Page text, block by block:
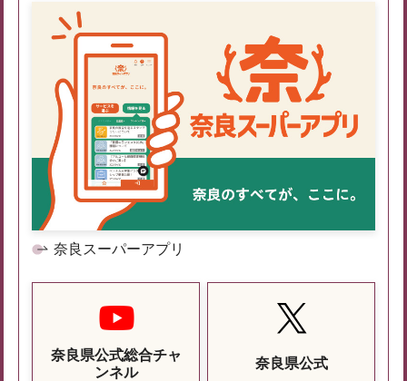
奈良スーパーアプリ
奈良県公式総合チャ
ンネル
奈良県公式